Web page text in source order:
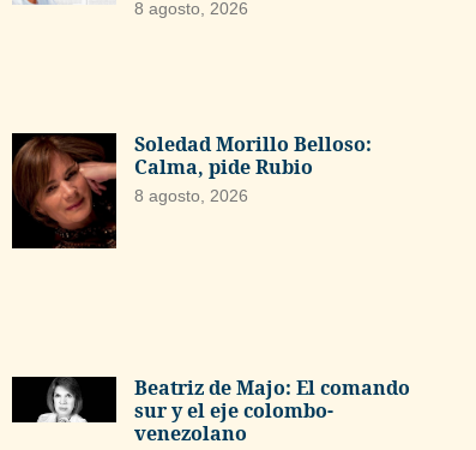
8 agosto, 2026
Soledad Morillo Belloso:
Calma, pide Rubio
8 agosto, 2026
Beatriz de Majo: El comando
sur y el eje colombo-
venezolano